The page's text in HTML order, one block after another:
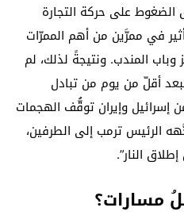
على حركة التجارة
في ممرَّين من أهم الممرّات
وباب المندب. ونتيجةً لذلك، لم
أقلّ من يوم من تبادل
إسرائيل وإيران توقُّف الهجمات
الرئيس ترمب إلى الطرفين،
النار”.
مسارات؟